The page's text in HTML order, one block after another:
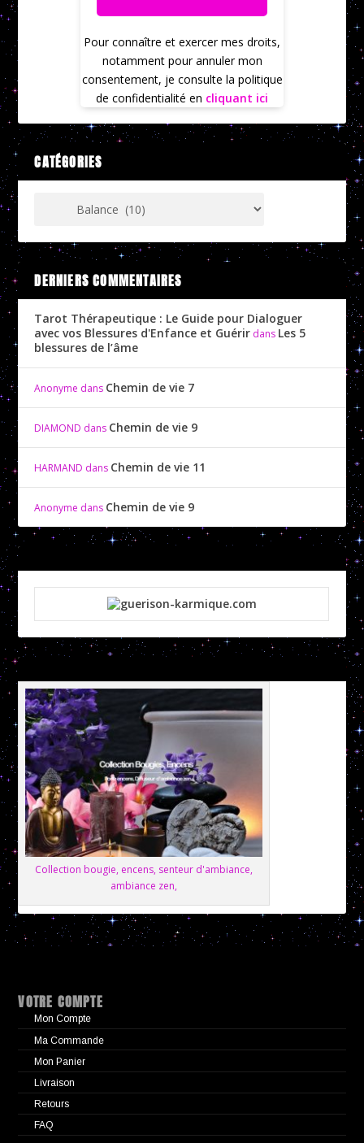
Pour connaître et exercer mes droits,
notamment pour annuler mon
consentement, je consulte la politique
de confidentialité en cliquant ici
CATÉGORIES
DERNIERS COMMENTAIRES
Tarot Thérapeutique : Le Guide pour Dialoguer
avec vos Blessures d'Enfance et Guérir dans Les 5
blessures de l’âme
Anonyme dans Chemin de vie 7
DIAMOND dans Chemin de vie 9
HARMAND dans Chemin de vie 11
Anonyme dans Chemin de vie 9
Collection bougie, encens, senteur d'ambiance,
ambiance zen,
VOTRE COMPTE
Mon Compte
Ma Commande
Mon Panier
Livraison
Retours
FAQ